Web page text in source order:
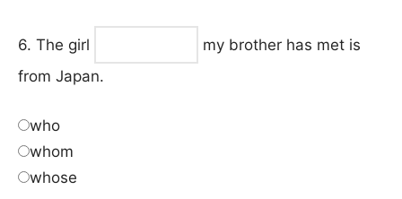
6. The girl
my brother has met is
from Japan.
who
whom
whose